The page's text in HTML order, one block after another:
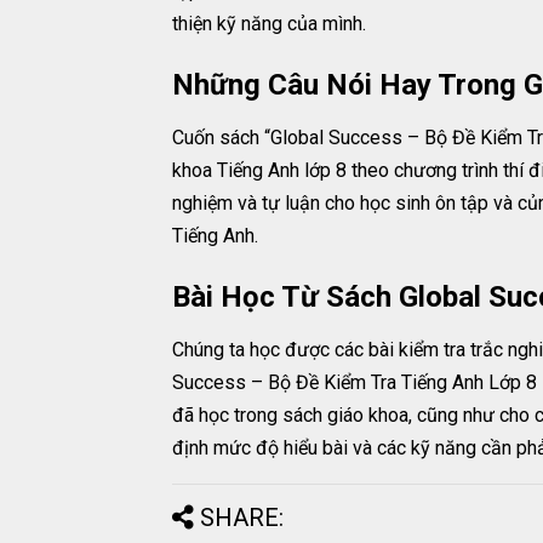
thiện kỹ năng của mình.
Những Câu Nói Hay Trong
Cuốn sách “Global Success – Bộ Đề Kiểm
khoa Tiếng Anh lớp 8 theo chương trình thí
nghiệm và tự luận cho học sinh ôn tập và
Tiếng Anh.
Bài Học Từ Sách Global
Chúng ta học được các bài kiểm tra trắc
Success – Bộ Đề Kiểm Tra Tiếng Anh Lớp
đã học trong sách giáo khoa, cũng như cho
định mức độ hiểu bài và các kỹ năng cần
SHARE: